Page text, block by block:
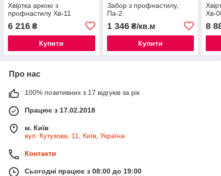
Хвіртка аркою з
профнастилу Хв-11
6 216 ₴
Купити
Забор з профнастилу,
Па-2
1 346₴/кв.м
Купити
Хв-
8
Про нас
100% позитивних з 17 відгуків за рік
Працює з 17.02.2018
м. Київ
вул. Кутузова, 11, Київ, Україна
Контакти
Сьогодні працює з 08:00 до 19:00